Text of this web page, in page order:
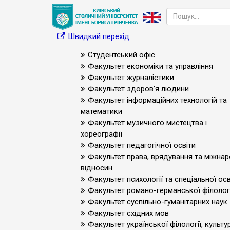
Швидкий перехід
Студентський офіс
Факультет економіки та управління
Факультет журналістики
Факультет здоров’я людини
Факультет інформаційних технологій та
математики
Факультет музичного мистецтва і
хореографії
Факультет педагогічної освіти
Факультет права, врядування та
відносин
Факультет психології та спеціальної
Факультет романо-германської
Факультет суспільно-гуманітарних наук
Факультет східних мов
Факультет української філології,